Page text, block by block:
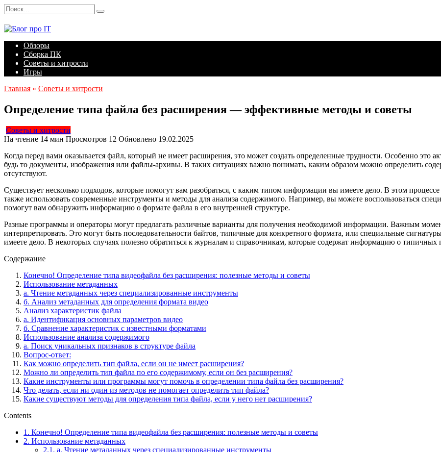
Перейти
к
содержанию
Search
for:
Обзоры
Сборка ПК
Советы и хитрости
Игры
Главная » Советы и хитрости
Определение типа файла без расширения — эффективные методы и советы
Советы и хитрости
На чтение 14 мин Просмотров 12 Обновлено 19.02.2025
Когда перед вами оказывается файл, который не имеет расширения, это может создать определенные трудности. Особенно это
будь то документы, изображения или файлы-архивы. В таких ситуациях важно понимать, каким образом можно определить
отсутствуют.
Существует несколько подходов, которые помогут вам разобраться, с каким типом информации вы имеете дело. В этом
также использовать современные инструменты и методы для анализа содержимого. Например, вы можете воспользоваться
помогут вам обнаружить информацию о формате файла в его внутренней структуре.
Разные программы и операторы могут предлагать различные варианты для получения необходимой информации. Важным
интерпретировать. Это могут быть последовательности байтов, типичные для конкретного формата, или специальные
имеете дело. В некоторых случаях полезно обратиться к журналам и справочникам, которые содержат информацию о типичных
Содержание
Конечно! Определение типа видеофайла без расширения: полезные методы и советы
Использование метаданных
а. Чтение метаданных через специализированные инструменты
б. Анализ метаданных для определения формата видео
Анализ характеристик файла
а. Идентификация основных параметров видео
б. Сравнение характеристик с известными форматами
Использование анализа содержимого
а. Поиск уникальных признаков в структуре файла
Вопрос-ответ:
Как можно определить тип файла, если он не имеет расширения?
Можно ли определить тип файла по его содержимому, если он без расширения?
Какие инструменты или программы могут помочь в определении типа файла без расширения?
Что делать, если ни один из методов не помогает определить тип файла?
Какие существуют методы для определения типа файла, если у него нет расширения?
Contents
1. Конечно! Определение типа видеофайла без расширения: полезные методы и советы
2. Использование метаданных
2.1. а. Чтение метаданных через специализированные инструменты